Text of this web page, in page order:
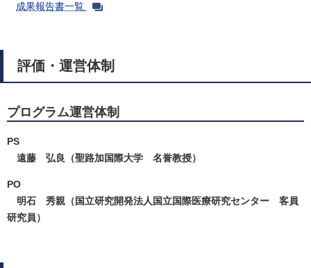
成果報告書一覧
評価・運営体制
プログラム運営体制
PS
遠藤 弘良（聖路加国際大学 名誉教授）
PO
明石 秀親（国立研究開発法人国立国際医療研究センター 客員
研究員）